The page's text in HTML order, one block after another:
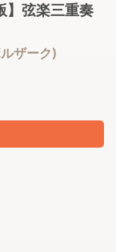
】弦楽三重奏
ザーク)